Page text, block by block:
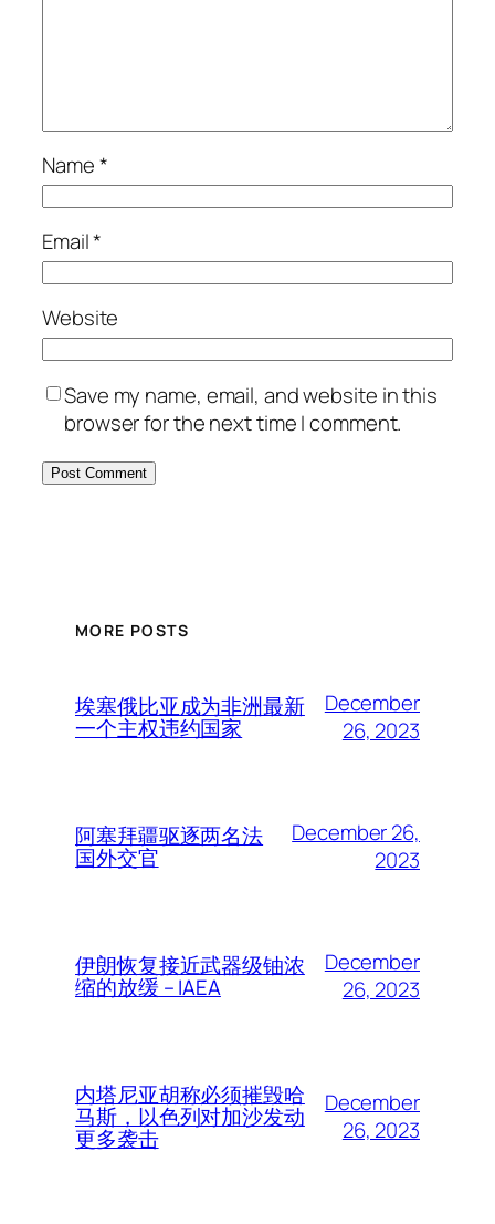
Name*
Email*
Website
Save my name, email, and website in this
browser for the next time I comment.
MORE POSTS
埃塞俄比亚成为非洲最新
一个主权违约国家
December
26, 2023
阿塞拜疆驱逐两名法
国外交官
December 26,
2023
伊朗恢复接近武器级铀浓
缩的放缓 – IAEA
December
26, 2023
内塔尼亚胡称必须摧毁哈
马斯，以色列对加沙发动
更多袭击
December
26, 2023